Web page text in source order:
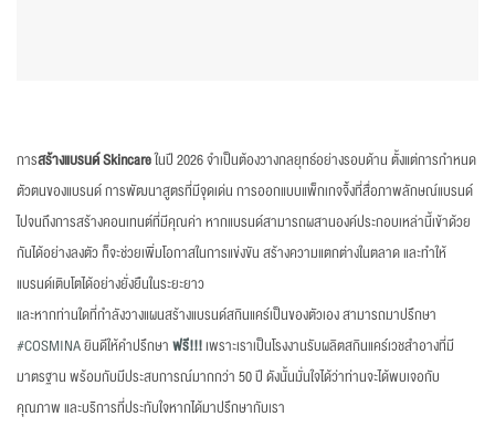
การสร้างแบรนด์ Skincareในปี 2026 จำเป็นต้องวางกลยุทธ์อย่างรอบด้าน ตั้งแต่การกำหนด
ตัวตนของแบรนด์ การพัฒนาสูตรที่มีจุดเด่น การออกแบบแพ็กเกจจิ้งที่สื่อภาพลักษณ์แบรนด์
ไปจนถึงการสร้างคอนเทนต์ที่มีคุณค่า หากแบรนด์สามารถผสานองค์ประกอบเหล่านี้เข้าด้วย
กันได้อย่างลงตัว ก็จะช่วยเพิ่มโอกาสในการแข่งขัน สร้างความแตกต่างในตลาด และทำให้
แบรนด์เติบโตได้อย่างยั่งยืนในระยะยาว
และหากท่านใดที่กำลังวางแผนสร้างแบรนด์สกินแคร์เป็นของตัวเอง สามารถมาปรึกษา
#COSMINAยินดีให้คำปรึกษาฟรี!!!เพราะเราเป็นโรงงานรับผลิตสกินแคร์เวชสำอางที่มี
มาตรฐาน พร้อมกับมีประสบการณ์มากกว่า 50 ปี ดังนั้นมั่นใจได้ว่าท่านจะได้พบเจอกับ
คุณภาพ และบริการที่ประทับใจหากได้มาปรึกษากับเรา